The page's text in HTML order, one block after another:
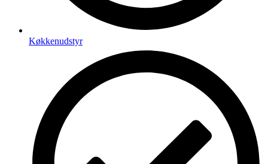
Køkkenudstyr